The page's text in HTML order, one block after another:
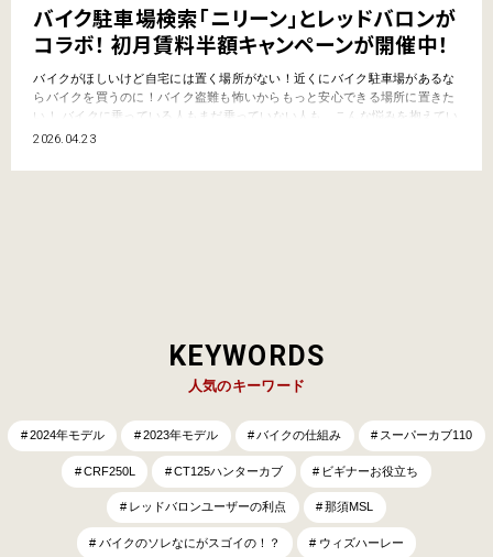
バイク駐車場検索「ニリーン」とレッドバロンが
コラボ！ 初月賃料半額キャンペーンが開催中！
バイクがほしいけど自宅には置く場所がない！近くにバイク駐車場があるな
らバイクを買うのに！バイク盗難も怖いからもっと安心できる場所に置きた
い！ バイクに乗っている人もまだ乗っていない人も、こんな悩みを抱えてい
る人はまだまだ多い。そんな人たちに朗報なのが、今回のコラボキャンペー
ク月極駐車場検索サイト「ニリーン」と二輪販売店最…
2026.04.23
KEYWORDS
人気のキーワード
2024年モデル 2023年モデル バイクの仕組み スーパーカブ110
CRF250L CT125ハンターカブ ビギナーお役立ち
レッドバロンユーザーの利点 那須MSL
バイクのソレなにがスゴイの！？ ウィズハーレー